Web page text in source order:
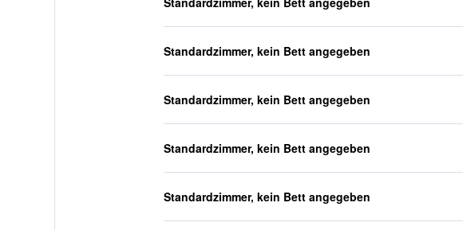
Standardzimmer, kein Bett angegeben
Standardzimmer, kein Bett angegeben
Standardzimmer, kein Bett angegeben
Standardzimmer, kein Bett angegeben